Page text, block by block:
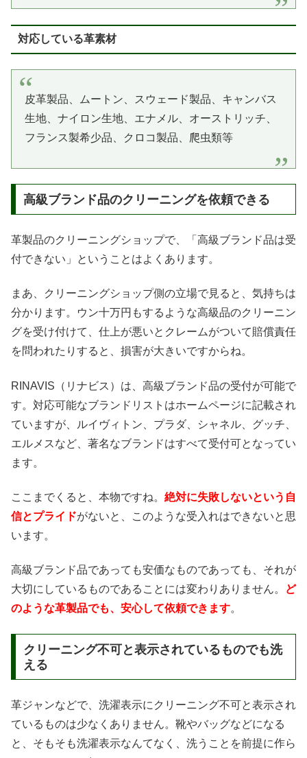
対応している革素材
皮革製品、ムートン、スウェード製品、キャンバス
生地、ナイロン生地、エナメル、オーストリッチ、
フランス製希少品、クロコ製品、爬虫類等
高級ブランド品のクリーニングを依頼できる
革製品のクリーニングショップで、「高級ブランド品は受
付できない」ということはよくあります。
まあ、クリーニングショップ側の立場で見ると、気持ちは
分かります。ウン十万円もするような高級品のクリーニン
グを受け付けて、仕上が悪いとクレームがついて賠償責任
を問われたりすると、損害が大きいですからね。
RINAVIS（リナビス）は、高級ブランド品の受付が可能で
す。対応可能なブランドリストはホームページに記載され
ていますが、ルイヴィトン、プラダ、シャネル、グッチ、
エルメスなど、著名なブランドはすべて受付可となってい
ます。
ここまでくると、本物ですね。 絶対に失敗しないという自
信とプライドがないと、このような受入れはできないと思
います。
高級ブランド品であっても安価なものであっても、それが
大切にしているものであることには変わりありません。
ど
のような革製品でも、安心して依頼できます。
クリーニング不可と表示されているものでも洗
える
革ジャンなどで、洗濯表示にクリーニング不可と表示され
ているものは少なくありません。靴やバッグなどになる
と、そもそも洗濯表示なんてなく、洗うことを前提に作ら